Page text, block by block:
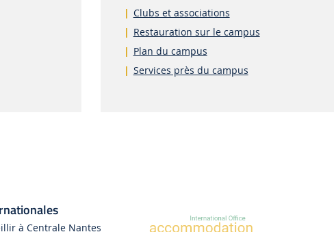
Clubs et associations
Restauration sur le campus
Plan du campus
Services près du campus
à Centrale Nantes